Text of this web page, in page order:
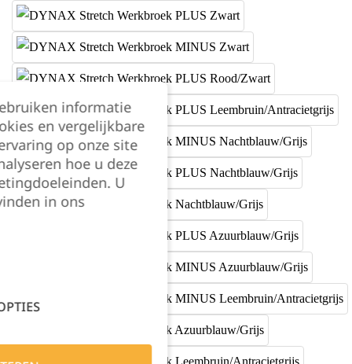
informatie
en vergelijkbare
op onze site
hoe u deze
U
in ons